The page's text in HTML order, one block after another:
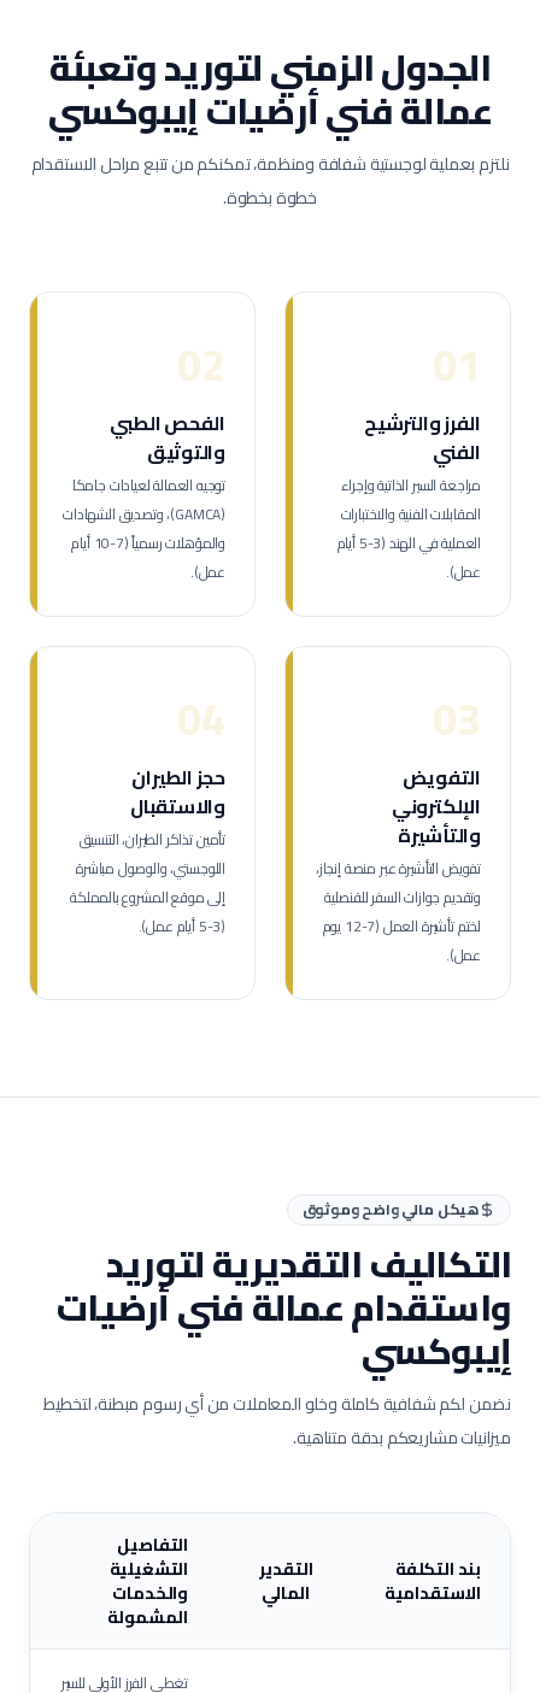
الجدول الزمني لتوريد وتعبئة
عمالةفني أرضيات إيبوكسي
نلتزم بعملية لوجستية شفافة ومنظمة، تمكنكم من تتبع مراحل الاستقدام
خطوة بخطوة.
01
الفرز والترشيح
الفني
مراجعة السير الذاتية وإجراء
المقابلات الفنية والاختبارات
العملية في الهند (3-5 أيام
عمل).
02
الفحص الطبي
والتوثيق
توجيه العمالة لعيادات جامكا
(GAMCA)، وتصديق الشهادات
والمؤهلات رسمياً (7-10 أيام
عمل).
03
التفويض
الإلكتروني
والتأشيرة
تفويض التأشيرة عبر منصة إنجاز،
وتقديم جوازات السفر للقنصلية
لختم تأشيرة العمل (7-12 يوم
عمل).
04
حجز الطيران
والاستقبال
تأمين تذاكر الطيران، التنسيق
اللوجستي، والوصول مباشرة
إلى موقع المشروع بالمملكة
(3-5 أيام عمل).
هيكل مالي واضح وموثوق
التكاليف التقديرية لتوريد
واستقدام عمالةفني أرضيات
إيبوكسي
نضمن لكم شفافية كاملة وخلو المعاملات من أي رسوم مبطنة، لتخطيط
ميزانيات مشاريعكم بدقة متناهية.
بند التكلفة
الاستقدامية
التقدير
المالي
التفاصيل
التشغيلية
والخدمات
المشمولة
تغطي الفرز الأولي للسير